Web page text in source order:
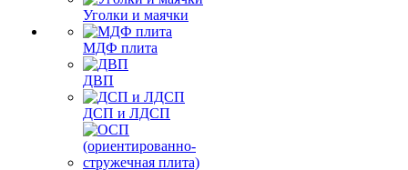
Уголки и маячки
МДФ плита
ДВП
ДСП и ЛДСП